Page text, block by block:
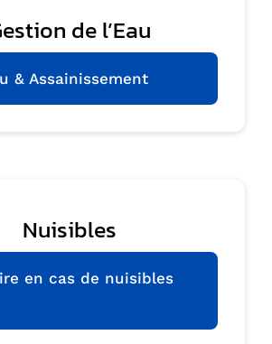
de l’Eau
& Assainissement
Nuisibles
en cas de nuisibles